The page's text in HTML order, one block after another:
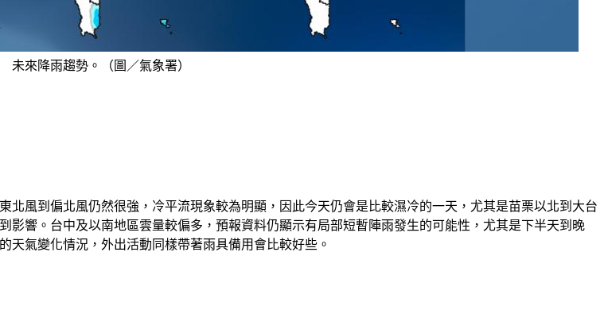
未來降雨趨勢。（圖／氣象署）
風到偏北風仍然很強，冷平流現象較為明顯，因此今天仍會是比較濕冷的一天，尤其是苗栗以北到大台
響。台中及以南地區雲量較偏多，預報資料仍顯示有局部短暫陣雨發生的可能性，尤其是下半天到晚
天氣變化情況，外出活動同樣帶著雨具備用會比較好些。